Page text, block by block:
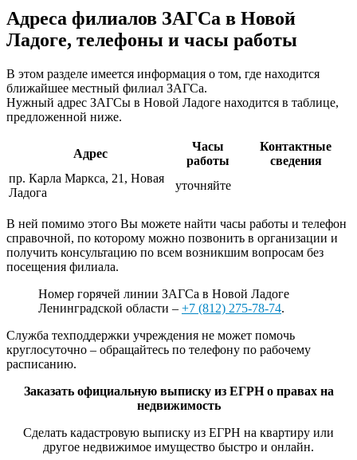
Адреса филиалов ЗАГСа в Новой
Ладоге, телефоны и часы работы
В этом разделе имеется информация о том, где находится
ближайшее местный филиал ЗАГСа.
Нужный адрес ЗАГСы в Новой Ладоге находится в таблице,
предложенной ниже.
Адрес
Часы
работы
Контактные
сведения
пр. Карла Маркса, 21, Новая
Ладога
уточняйте
В ней помимо этого Вы можете найти часы работы и телефон
справочной, по которому можно позвонить в организации и
получить консультацию по всем возникшим вопросам без
посещения филиала.
Номер горячей линии ЗАГСа в Новой Ладоге
Ленинградской области – +7 (812) 275-78-74.
Служба техподдержки учреждения не может помочь
круглосуточно – обращайтесь по телефону по рабочему
расписанию.
Заказать официальную выписку из ЕГРН о правах на
недвижимость
Сделать кадастровую выписку из ЕГРН на квартиру или
другое недвижимое имущество быстро и онлайн.